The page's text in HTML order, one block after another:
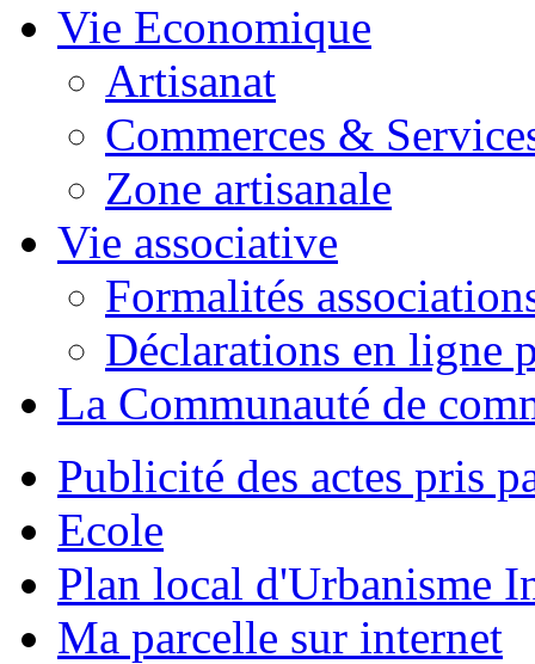
Vie Economique
Artisanat
Commerces &
Zone artisanale
Vie associative
Formalités
Déclarations en ligne
La Communauté de
Publicité des actes pris
Ecole
Plan local d'Urbanisme
Ma parcelle sur internet